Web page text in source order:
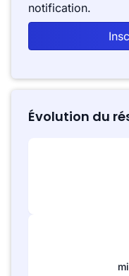
notification.
Évolution du